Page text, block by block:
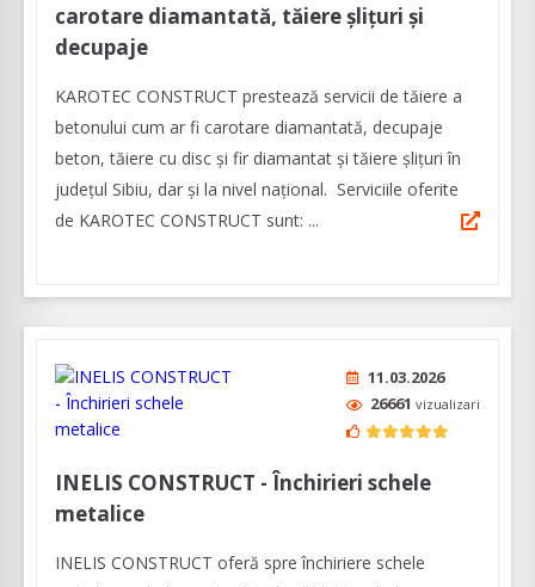
carotare diamantată, tăiere şliţuri şi
decupaje
KAROTEC CONSTRUCT prestează servicii de tăiere a
betonului cum ar fi carotare diamantată, decupaje
beton, tăiere cu disc şi fir diamantat şi tăiere şliţuri în
judeţul Sibiu, dar şi la nivel naţional. Serviciile oferite
de KAROTEC CONSTRUCT sunt: ...
11.03.2026
26661 vizualizari
INELIS CONSTRUCT - Închirieri schele
metalice
INELIS CONSTRUCT oferă spre închiriere schele